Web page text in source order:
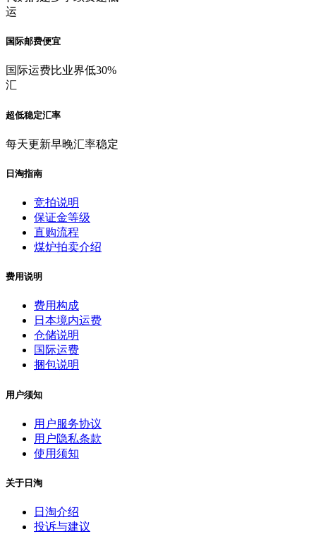
运
国际邮费便宜
国际运费比业界低30%
汇
超低稳定汇率
每天更新早晚汇率稳定
日淘指南
竞拍说明
保证金等级
直购流程
煤炉拍卖介绍
费用说明
费用构成
日本境内运费
仓储说明
国际运费
捆包说明
用户须知
用户服务协议
用户隐私条款
使用须知
关于日淘
日淘介绍
投诉与建议